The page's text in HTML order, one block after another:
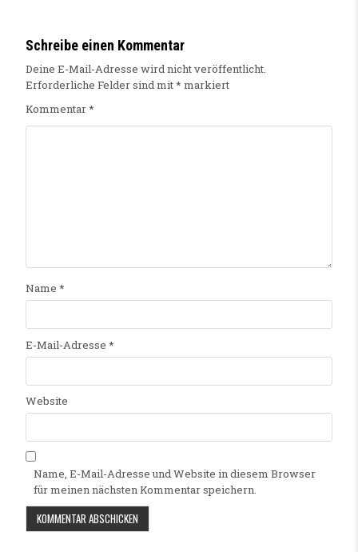
Schreibe einen Kommentar
Deine E-Mail-Adresse wird nicht veröffentlicht.
Erforderliche Felder sind mit* markiert
Kommentar*
Name *
E-Mail-Adresse *
Website
Name, E-Mail-Adresse und Website in diesem Browser
für meinen nächsten Kommentar speichern.